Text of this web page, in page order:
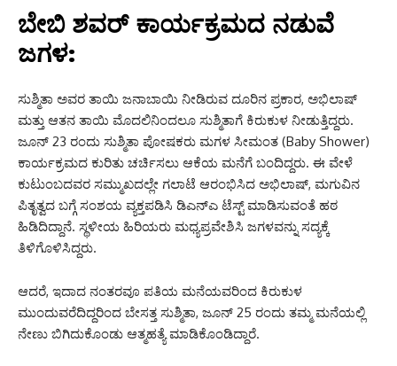
ಬೇಬಿ ಶವರ್ ಕಾರ್ಯಕ್ರಮದ ನಡುವೆ
ಜಗಳ:
ಸುಶ್ಮಿತಾ ಅವರ ತಾಯಿ ಜನಾಬಾಯಿ ನೀಡಿರುವ ದೂರಿನ ಪ್ರಕಾರ, ಅಭಿಲಾಷ್
ಮತ್ತು ಆತನ ತಾಯಿ ಮೊದಲಿನಿಂದಲೂ ಸುಶ್ಮಿತಾಗೆ ಕಿರುಕುಳ ನೀಡುತ್ತಿದ್ದರು.
ಜೂನ್ 23 ರಂದು ಸುಶ್ಮಿತಾ ಪೋಷಕರು ಮಗಳ ಸೀಮಂತ (Baby Shower)
ಕಾರ್ಯಕ್ರಮದ ಕುರಿತು ಚರ್ಚಿಸಲು ಆಕೆಯ ಮನೆಗೆ ಬಂದಿದ್ದರು. ಈ ವೇಳೆ
ಕುಟುಂಬದವರ ಸಮ್ಮುಖದಲ್ಲೇ ಗಲಾಟೆ ಆರಂಭಿಸಿದ ಅಭಿಲಾಷ್, ಮಗುವಿನ
ಪಿತೃತ್ವದ ಬಗ್ಗೆ ಸಂಶಯ ವ್ಯಕ್ತಪಡಿಸಿ ಡಿಎನ್‌ಎ ಟೆಸ್ಟ್ ಮಾಡಿಸುವಂತೆ ಹಠ
ಹಿಡಿದಿದ್ದಾನೆ. ಸ್ಥಳೀಯ ಹಿರಿಯರು ಮಧ್ಯಪ್ರವೇಶಿಸಿ ಜಗಳವನ್ನು ಸದ್ಯಕ್ಕೆ
ತಿಳಿಗೊಳಿಸಿದ್ದರು.
ಆದರೆ, ಇದಾದ ನಂತರವೂ ಪತಿಯ ಮನೆಯವರಿಂದ ಕಿರುಕುಳ
ಮುಂದುವರೆದಿದ್ದರಿಂದ ಬೇಸತ್ತ ಸುಶ್ಮಿತಾ, ಜೂನ್ 25 ರಂದು ತಮ್ಮ ಮನೆಯಲ್ಲಿ
ನೇಣು ಬಿಗಿದುಕೊಂಡು ಆತ್ಮಹತ್ಯೆ ಮಾಡಿಕೊಂಡಿದ್ದಾರೆ.